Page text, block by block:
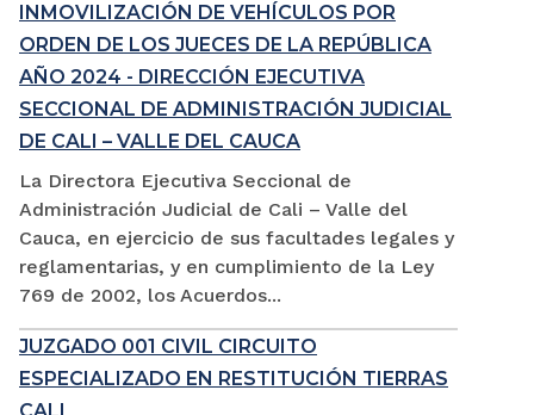
INMOVILIZACIÓN DE VEHÍCULOS POR
ORDEN DE LOS JUECES DE LA REPÚBLICA
AÑO 2024 - DIRECCIÓN EJECUTIVA
SECCIONAL DE ADMINISTRACIÓN JUDICIAL
DE CALI – VALLE DEL CAUCA
La Directora Ejecutiva Seccional de
Administración Judicial de Cali – Valle del
Cauca, en ejercicio de sus facultades legales y
reglamentarias, y en cumplimiento de la Ley
769 de 2002, los Acuerdos...
JUZGADO 001 CIVIL CIRCUITO
ESPECIALIZADO EN RESTITUCIÓN TIERRAS